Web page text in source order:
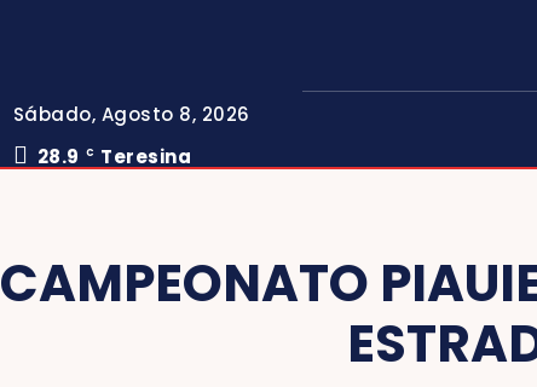
Sábado, Agosto 8, 2026
28.9
C Teresina
CAMPEONATO